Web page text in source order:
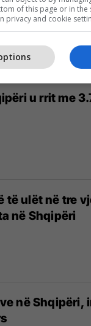
u rrit me
të ulët në tre
në Shqipëri
në Shqipëri,
of this page or in the
privacy and cookie